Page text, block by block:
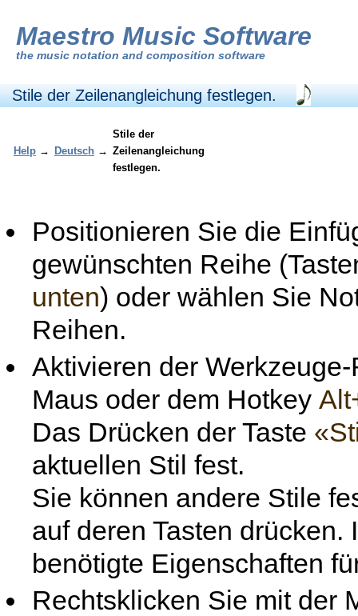
Maestro Music Software
the music notation and composition software
Stile der Zeilenangleichung festlegen.
Help → Deutsch →
Stile der
Zeilenangleichung
festlegen.
Positionieren Sie die
gewünschten Reihe
unten) oder wählen Sie
Reihen.
Aktivieren der
Maus oder dem Hotkey
Das Drücken der Taste
aktuellen Stil fest.
Sie können andere Stile
auf deren Tasten
benötigte Eigenschaften
Rechtsklicken Sie mit der